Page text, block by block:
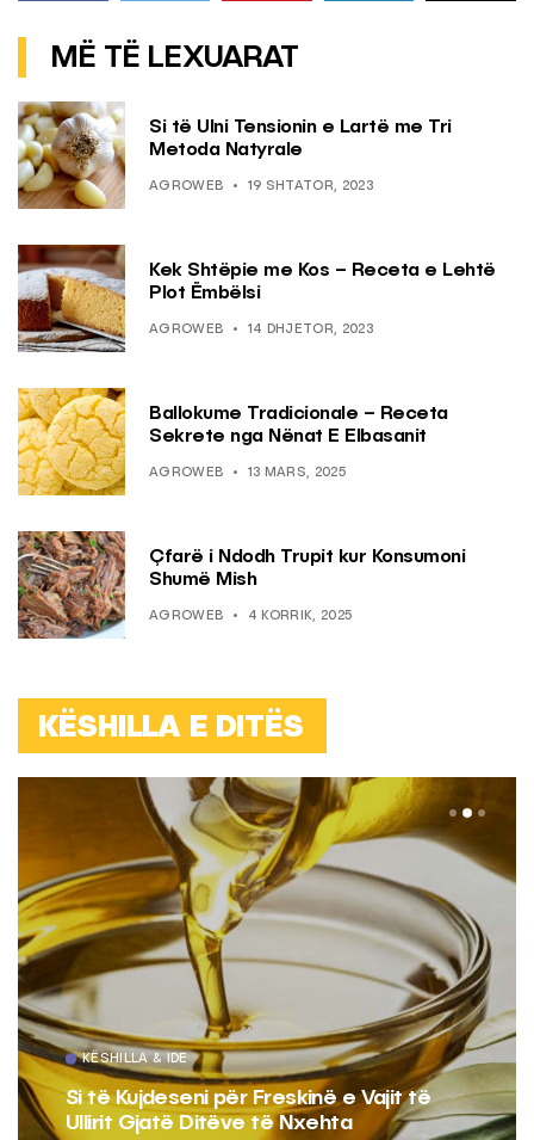
MË TË LEXUARAT
Si të Ulni Tensionin e Lartë me Tri
Metoda Natyrale
AGROWEB 19 SHTATOR, 2023
Kek Shtëpie me Kos – Receta e Lehtë
Plot Ëmbëlsi
AGROWEB 14 DHJETOR, 2023
Ballokume Tradicionale – Receta
Sekrete nga Nënat E Elbasanit
AGROWEB 13 MARS, 2025
Çfarë i Ndodh Trupit kur Konsumoni
Shumë Mish
AGROWEB 4 KORRIK, 2025
KËSHILLA E DITËS
KËSHILLA & IDE
Si të Kujdeseni për Freskinë e Vajit të
Ullirit Gjatë Ditëve të Nxehta